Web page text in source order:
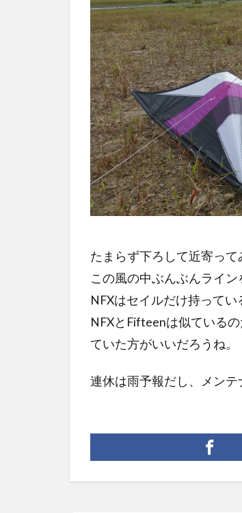
たまらず下ろして近寄って
この風の中ぶんぶんライン
NFXはセイルだけ持ってい
NFXとFifteenは似ている
ていた方がいいだろうね。
連休は雨予報だし、メンテ